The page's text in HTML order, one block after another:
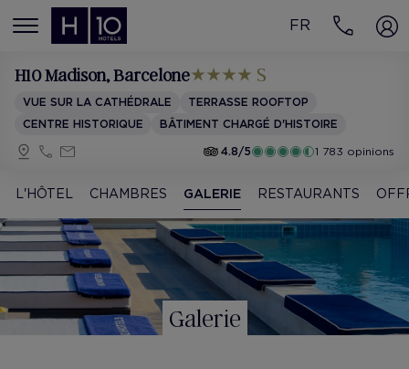
MENÚ
FR
H10 Madison, Barcelone
VUE SUR LA CATHÉDRALE
TERRASSE ROOFTOP
CENTRE HISTORIQUE
BÂTIMENT CHARGÉ D'HISTOIRE
4.8/5
1 783 opinions
L'HÔTEL CHAMBRES GALERIE RESTAURANTS
Galerie